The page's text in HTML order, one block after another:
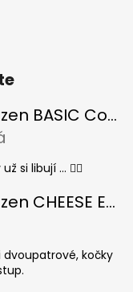
Kratzbaum für Katzen BASIC Colour
5 von 5 Sternen.
si libují ... 👍🏻
Kratzbaum für Katzen CHEESE ELIPSE colour
5 von 5 Sternen.
kočky